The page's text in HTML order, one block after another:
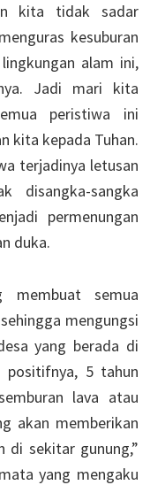
kita tidak sadar
kesuburan
alam ini,
Jadi mari kita
peristiwa ini
kita kepada Tuhan.
terjadinya letusan
disangka-sangka
permenungan
duka.
membuat semua
mengungsi
yang berada di
positifnya, 5 tahun
lava atau
akan memberikan
di sekitar gunung,”
yang mengaku